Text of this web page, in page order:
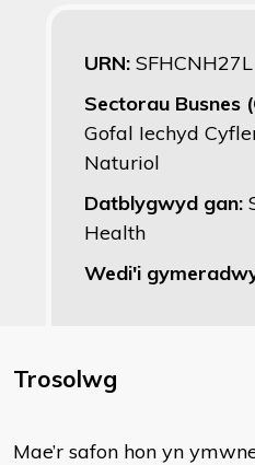
URN: SFHCNH27L
Sectorau Busnes
Gofal Iechyd
Naturiol
Datblygwyd gan:
Health
Wedi'i
Trosolwg
Mae’r safon hon yn